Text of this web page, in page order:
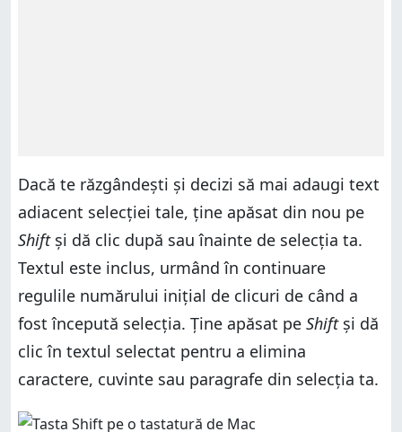
Dacă te răzgândești și decizi să mai adaugi text
adiacent selecției tale, ține apăsat din nou pe
Shiftși dă clic după sau înainte de selecția ta.
Textul este inclus, urmând în continuare
regulile numărului inițial de clicuri de când a
fost începută selecția. Ține apăsat pe Shiftși dă
clic în textul selectat pentru a elimina
caractere, cuvinte sau paragrafe din selecția ta.